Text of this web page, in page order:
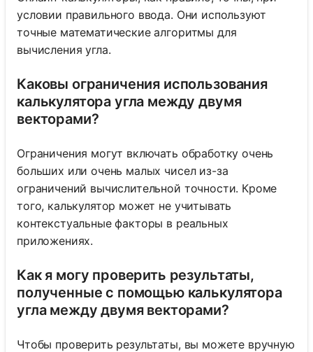
условии правильного ввода. Они используют
точные математические алгоритмы для
вычисления угла.
Каковы ограничения использования
калькулятора угла между двумя
векторами?
Ограничения могут включать обработку очень
больших или очень малых чисел из-за
ограничений вычислительной точности. Кроме
того, калькулятор может не учитывать
контекстуальные факторы в реальных
приложениях.
Как я могу проверить результаты,
полученные с помощью калькулятора
угла между двумя векторами?
Чтобы проверить результаты, вы можете вручную